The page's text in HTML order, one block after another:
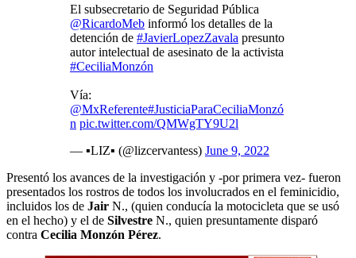
El subsecretario de Seguridad Pública
@RicardoMeb informó los detalles de la
detención de #JavierLopezZavala presunto
autor intelectual de asesinato de la activista
#CeciliaMonzón
Vía:
@MxReferente#JusticiaParaCeciliaMonzó
n pic.twitter.com/QMWgTY9U2l
— ▪︎LIZ▪︎ (@lizcervantess) June 9, 2022
Presentó los avances de la investigación y -por primera vez- fueron
presentados los rostros de todos los involucrados en el feminicidio,
incluidos los de Jair N., (quien conducía la motocicleta que se usó
en el hecho) y el de Silvestre N., quien presuntamente disparó
contra Cecilia Monzón Pérez.